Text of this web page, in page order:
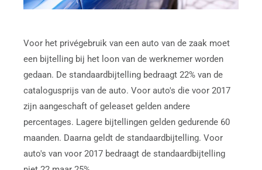
Voor het privégebruik van een auto van de zaak moet
een bijtelling bij het loon van de werknemer worden
gedaan. De standaardbijtelling bedraagt 22% van de
catalogusprijs van de auto. Voor auto's die voor 2017
zijn aangeschaft of geleaset gelden andere
percentages. Lagere bijtellingen gelden gedurende 60
maanden. Daarna geldt de standaardbijtelling. Voor
auto's van voor 2017 bedraagt de standaardbijtelling